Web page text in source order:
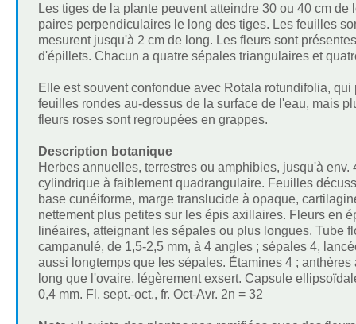
Les tiges de la plante peuvent atteindre 30 ou 40 cm
paires perpendiculaires le long des tiges. Les feuilles
mesurent jusqu'à 2 cm de long. Les fleurs sont
d'épillets. Chacun a quatre sépales triangulaires et
Elle est souvent confondue avec Rotala rotundifolia,
feuilles rondes au-dessus de la surface de l'eau, mais
fleurs roses sont regroupées en grappes.
Description botanique
Herbes annuelles, terrestres ou amphibies, jusqu'à
cylindrique à faiblement quadrangulaire. Feuilles
base cunéiforme, marge translucide à opaque,
nettement plus petites sur les épis axillaires. Fleurs en
linéaires, atteignant les sépales ou plus longues. Tube
campanulé, de 1,5-2,5 mm, à 4 angles ; sépales 4,
aussi longtemps que les sépales. Étamines 4 ;
long que l'ovaire, légèrement exsert. Capsule
0,4 mm. Fl. sept.-oct., fr. Oct-Avr. 2n = 32